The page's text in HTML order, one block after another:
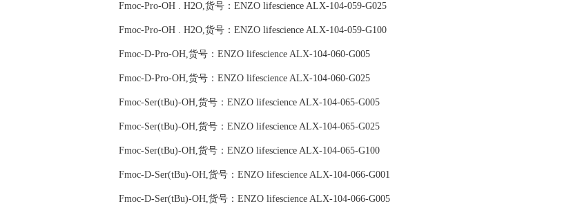
Fmoc-Pro-OH . H2O,货号：ENZO lifescience ALX-104-059-G025
Fmoc-Pro-OH . H2O,货号：ENZO lifescience ALX-104-059-G100
Fmoc-D-Pro-OH,货号：ENZO lifescience ALX-104-060-G005
Fmoc-D-Pro-OH,货号：ENZO lifescience ALX-104-060-G025
Fmoc-Ser(tBu)-OH,货号：ENZO lifescience ALX-104-065-G005
Fmoc-Ser(tBu)-OH,货号：ENZO lifescience ALX-104-065-G025
Fmoc-Ser(tBu)-OH,货号：ENZO lifescience ALX-104-065-G100
Fmoc-D-Ser(tBu)-OH,货号：ENZO lifescience ALX-104-066-G001
Fmoc-D-Ser(tBu)-OH,货号：ENZO lifescience ALX-104-066-G005